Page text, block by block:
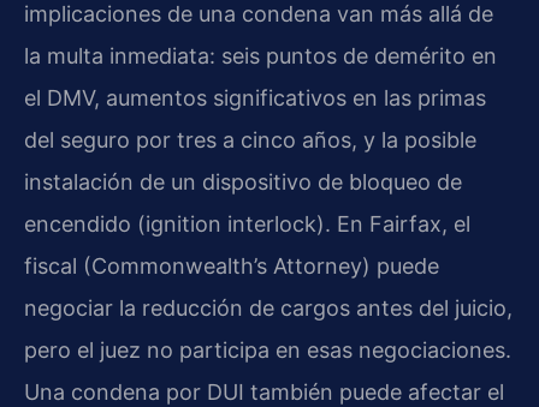
implicaciones de una condena van más allá de
la multa inmediata: seis puntos de demérito en
el DMV, aumentos significativos en las primas
del seguro por tres a cinco años, y la posible
instalación de un dispositivo de bloqueo de
encendido (ignition interlock). En Fairfax, el
fiscal (Commonwealth’s Attorney) puede
negociar la reducción de cargos antes del juicio,
pero el juez no participa en esas negociaciones.
Una condena por DUI también puede afectar el